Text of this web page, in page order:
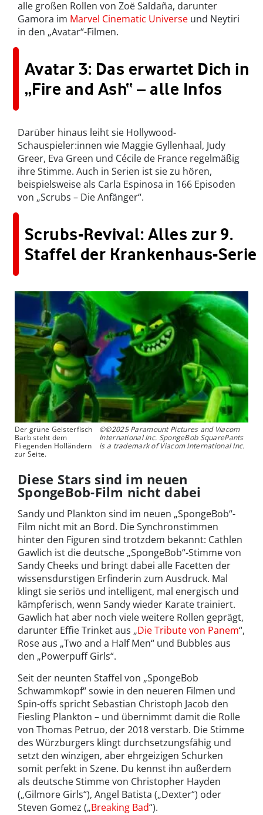
alle großen Rollen von Zoë Saldaña, darunter
Gamora im Marvel Cinematic Universe und Neytiri
in den „Avatar“-Filmen.
Avatar 3: Das erwartet Dich in
„Fire and Ash“ – alle Infos
Darüber hinaus leiht sie Hollywood-
Schauspieler:innen wie Maggie Gyllenhaal, Judy
Greer, Eva Green und Cécile de France regelmäßig
ihre Stimme. Auch in Serien ist sie zu hören,
beispielsweise als Carla Espinosa in 166 Episoden
von „Scrubs – Die Anfänger“.
Scrubs-Revival: Alles zur 9.
Staffel der Krankenhaus-Serie
Der grüne Geisterfisch
Barb steht dem
Fliegenden Holländern
zur Seite.
©©2025 Paramount Pictures and Viacom
International Inc. SpongeBob SquarePants
is a trademark of Viacom International Inc.
Diese Stars sind im neuen
SpongeBob-Film nicht dabei
Sandy und Plankton sind im neuen „SpongeBob“-
Film nicht mit an Bord. Die Synchronstimmen
hinter den Figuren sind trotzdem bekannt: Cathlen
Gawlich ist die deutsche „SpongeBob“-Stimme von
Sandy Cheeks und bringt dabei alle Facetten der
wissensdurstigen Erfinderin zum Ausdruck. Mal
klingt sie seriös und intelligent, mal energisch und
kämpferisch, wenn Sandy wieder Karate trainiert.
Gawlich hat aber noch viele weitere Rollen geprägt,
darunter Effie Trinket aus „Die Tribute von Panem“,
Rose aus „Two and a Half Men“ und Bubbles aus
den „Powerpuff Girls“.
Seit der neunten Staffel von „SpongeBob
Schwammkopf“ sowie in den neueren Filmen und
Spin-offs spricht Sebastian Christoph Jacob den
Fiesling Plankton – und übernimmt damit die Rolle
von Thomas Petruo, der 2018 verstarb. Die Stimme
des Würzburgers klingt durchsetzungsfähig und
setzt den winzigen, aber ehrgeizigen Schurken
somit perfekt in Szene. Du kennst ihn außerdem
als deutsche Stimme von Christopher Hayden
(„Gilmore Girls“), Angel Batista („Dexter“) oder
Steven Gomez („Breaking Bad“).